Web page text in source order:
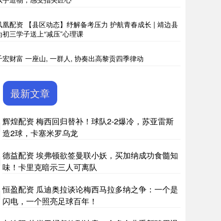
凰配资 【县区动态】纾解备考压力 护航青春成长 | 靖边县
初三学子送上“减压”心理课
宏财富 一座山, 一群人, 协奏出高黎贡四季律动
最新文章
辉煌配资 梅西回归替补！球队2-2爆冷，苏亚雷斯
造2球，卡塞米罗乌龙
德益配资 埃弗顿欲签曼联小妖，买加纳成功食髓知
味！卡里克暗示三人可离队
恒盈配资 瓜迪奥拉谈论梅西马拉多纳之争：一个是
闪电，一个照亮足球百年！